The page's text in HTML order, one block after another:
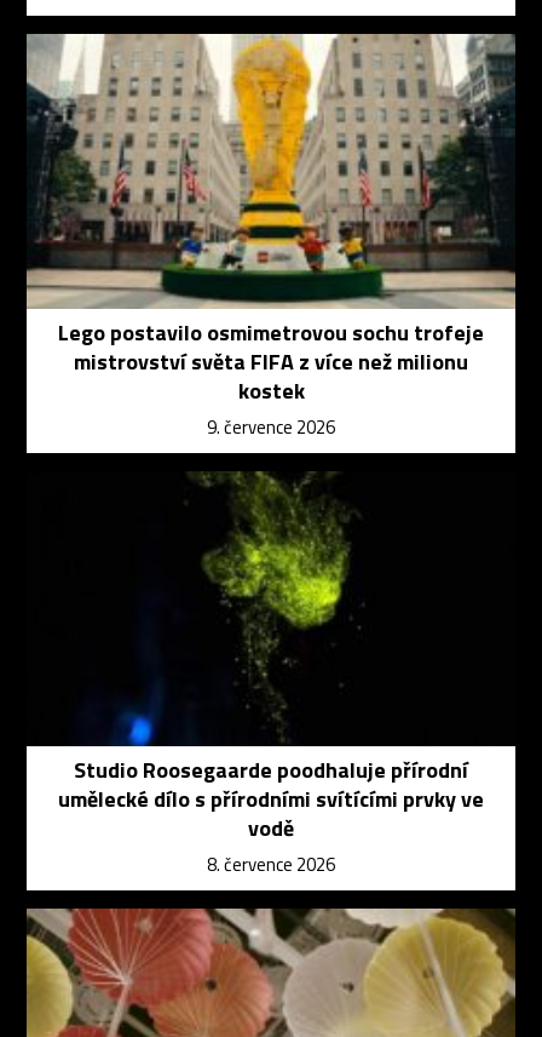
Lego postavilo osmimetrovou sochu trofeje
mistrovství světa FIFA z více než milionu
kostek
9. července 2026
Studio Roosegaarde poodhaluje přírodní
umělecké dílo s přírodními svítícími prvky ve
vodě
8. července 2026